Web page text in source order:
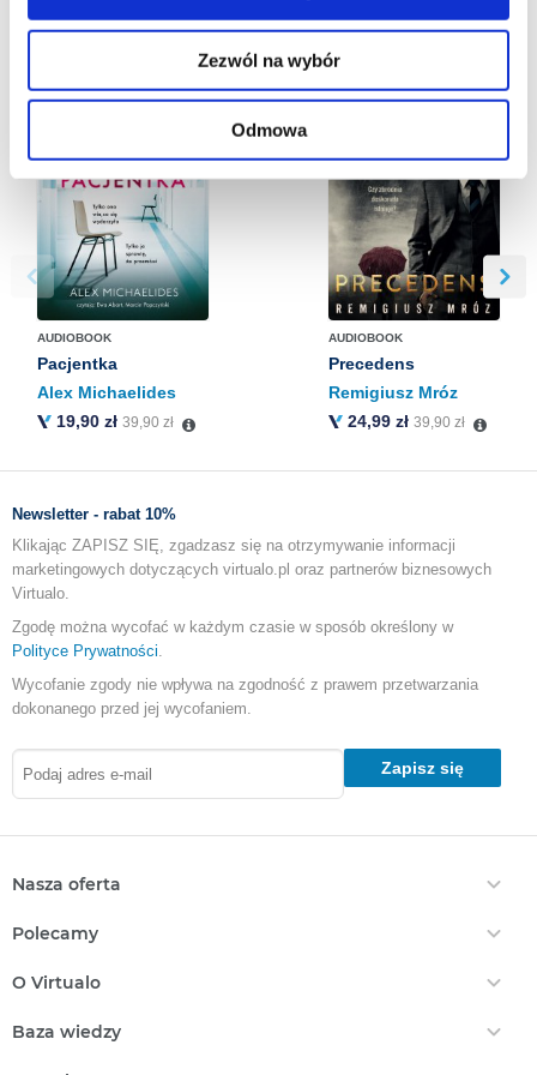
cookies oraz o przetwarzaniu Twoich danych
osobowych, w tym o przysługujących Ci uprawnieniach,
znajdziesz w naszejPolityce prywatności.
Zezwól na wybór
Odmowa
AUDIOBOOK
Pacjentka
Alex Michaelides
19,90 zł 39,90 zł
AUDIOBOOK
Precedens
Remigiusz Mróz
24,99 zł 39,90 zł
Newsletter - rabat 10%
Klikając ZAPISZ SIĘ, zgadzasz się na otrzymywanie informacji
marketingowych dotyczących virtualo.pl oraz partnerów biznesowych
Virtualo.
Zgodę można wycofać w każdym czasie w sposób określony w
Polityce Prywatności.
Wycofanie zgody nie wpływa na zgodność z prawem przetwarzania
dokonanego przed jej wycofaniem.
Zapisz się
Nasza oferta
Audiobooki
EPrasa
Podaruj Prezent
Polecamy
Nasze Ceny
O Virtualo
Baza wiedzy